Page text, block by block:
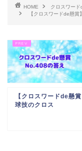
HOME クロスワード
【クロスワードde懸
【クロスワードde懸
球技のクロス